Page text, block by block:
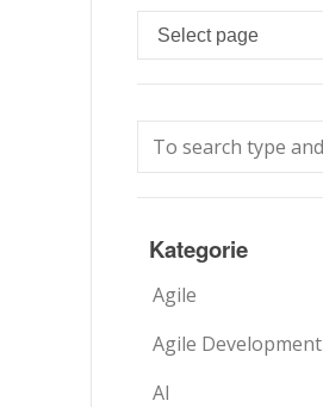
Languages
Kategorie
Agile
Agile Development
AI